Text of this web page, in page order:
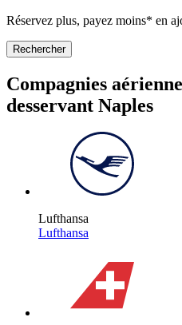
Réservez plus, payez moins* en
Rechercher
Compagnies
desservant Naples
Lufthansa
Lufthansa